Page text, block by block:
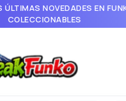
ÚLTIMAS NOVEDADES EN
COLECCIONABLES